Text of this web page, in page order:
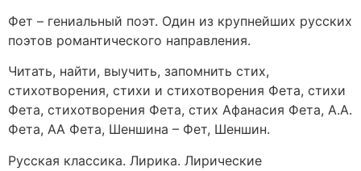
Фет – гениальный поэт. Один из крупнейших русских
поэтов романтического направления.
Читать, найти, выучить, запомнить стих,
стихотворения, стихи и стихотворения Фета, стихи
Фета, стихотворения Фета, стих Афанасия Фета, А.А.
Фета, АА Фета, Шеншина – Фет, Шеншин.
Русская классика. Лирика. Лирические